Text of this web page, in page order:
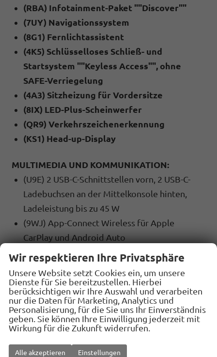
(RBA) Infotainment-Paket ""Discover""
(7UY) Navigationssystem
(8G1) Fernlichtassistent
(4K5) Schlüsselloses Schließ- und
Startsystem ""Keyless Access"", ohne
SAFE-Verriegelung
(4A3) Sitzheizung für Vordersitze
(8IX) LED-Plus-Scheinwerfer
(QR9) Verkehrszeichenerkennung
(KS1) Head-up-Display
MULTIMEDIA UND KOMMUNIKATION:
(U9E) 2 USB-C-Schnittstellen vorn, 2 USB-C-
Ladebuchsen an der Mittelkonsole hinten,
Ladeleistung bis zu 45 W
(9WJ) App-Connect Wireless für Apple
CarPlay und Android Auto
(QV3) DAB+ Digitaler Radioempfang
(QH1) Sprachsteuerung
SICHERHEIT:
(UG1) Berganfahrassistent
(1N3) Servolenkung elektromechanisch,
(7L6) Start-Stopp Automatik
Wir respektieren Ihre Privatsphäre
Unsere Website setzt Cookies ein, um unsere
Dienste für Sie bereitzustellen. Hierbei
berücksichtigen wir Ihre Auswahl und verarbeiten
nur die Daten für Marketing, Analytics und
Personalisierung, für die Sie uns Ihr Einverständnis
geben. Sie können Ihre Einwilligung jederzeit mit
Wirkung für die Zukunft widerrufen.
Alle akzeptieren Einstellungen